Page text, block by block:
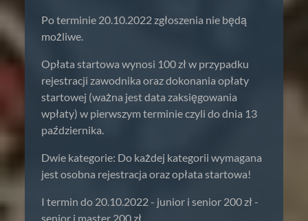
Po terminie 20.10.2022 zgłoszenia nie będą
możliwe.
Opłata startowa wynosi 100 zł w przypadku
rejestracji zawodnika oraz dokonania opłaty
startowej (ważna jest data zaksięgowania
wpłaty) w pierwszym terminie czyli do dnia 13
października.
Dwie kategorie: Do każdej kategorii wymagana
jest osobna rejestracja oraz opłata startowa!
I termin do 20.10.2022 - junior i senior 200 zł -
senior i master 200 zł